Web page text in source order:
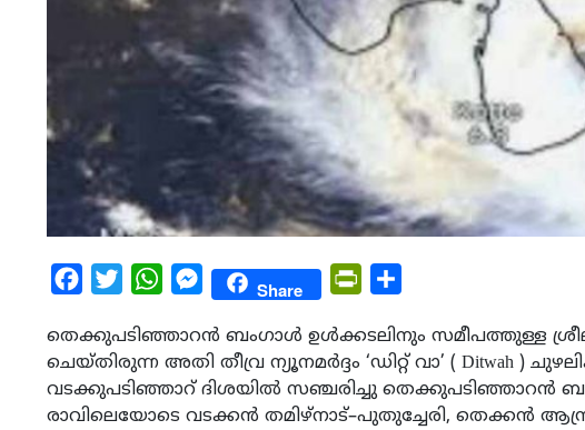
Facebook
Twitter WhatsAppMessengerShare PrintFriendly
തെക്കുപടിഞ്ഞാറൻ ബംഗാൾ ഉൾക്കടലിനും സമീപത്തുള്ള
ചെയ്തിരുന്ന അതി തീവ്ര ന്യൂനമർദ്ദം ‘ഡിറ്റ് വാ’ ( Ditwah )
വടക്കുപടിഞ്ഞാറ് ദിശയിൽ സഞ്ചരിച്ചു തെക്കുപടിഞ്ഞാറൻ
രാവിലെയോടെ വടക്കൻ തമിഴ്നാട്–പുതുച്ചേരി, തെക്കൻ